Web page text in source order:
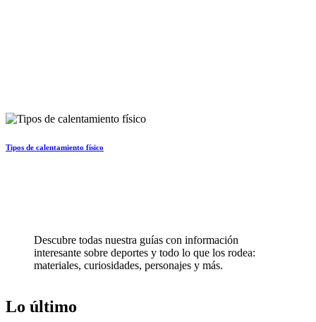
Tipos de calentamiento físico
Descubre todas nuestra guías con información
interesante sobre deportes y todo lo que los rodea:
materiales, curiosidades, personajes y más.
Lo último